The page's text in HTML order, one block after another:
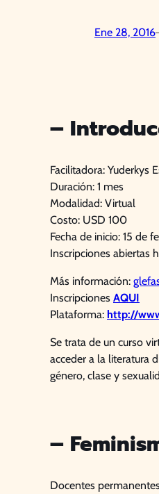
Ene 28, 2016
–
Facilitadora: Yuderkys
Duración: 1 mes
Modalidad: Virtual
Costo: USD 100
Fecha de inicio: 15 de
Inscripciones abiertas
Más información:
Inscripciones AQUI
Plataforma: http://
Se trata de un curso
acceder a la literatura
género, clase y
–
Docentes